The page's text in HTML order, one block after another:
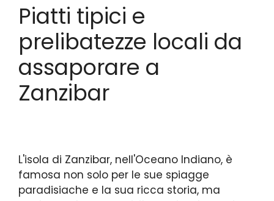
Piatti tipici e
prelibatezze locali da
assaporare a
Zanzibar
L'isola di Zanzibar, nell'Oceano Indiano, è
famosa non solo per le sue spiagge
paradisiache e la sua ricca storia, ma